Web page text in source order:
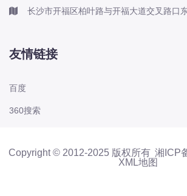
长沙市开福区柏叶路与开福大道交叉路口
友情链接
百度
360搜索
Copyright © 2012-2025 版权所有 湘ICP
XML地图